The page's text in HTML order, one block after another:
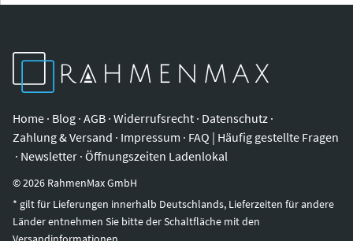
Home · Blog · AGB · Widerrufsrecht · Datenschutz ·
Zahlung & Versand · Impressum · FAQ | Häufig gestellte Fragen
· Newsletter · Öffnungszeiten Ladenlokal
©2026 RahmenMax GmbH
* gilt für Lieferungen innerhalb Deutschlands, Lieferzeiten für andere
Länder entnehmen Sie bitte der Schaltfläche mit den